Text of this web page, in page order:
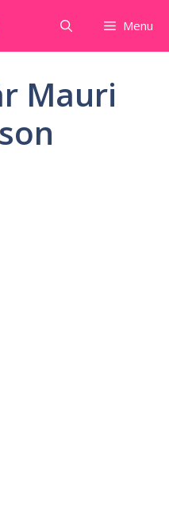
Menu
Mauri